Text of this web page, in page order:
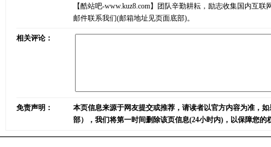
【酷站吧-www.kuz8.com】团队辛勤耕耘，励志收集国内互
邮件联系我们(邮箱地址见页面底部)。
相关评论：
免责声明：
本页信息来源于网友提交或推荐，请读者以官方内容为准，
部），我们将第一时间删除该页信息(24小时内)，以保障您的